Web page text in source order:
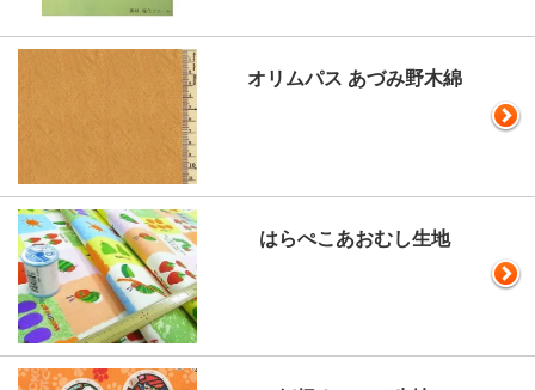
オリムパス あづみ野木綿
はらぺこあおむし生地